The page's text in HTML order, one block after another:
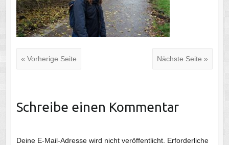
« Vorherige Seite Nächste Seite »
Schreibe einen Kommentar
Deine E-Mail-Adresse wird nicht veröffentlicht. Erforderliche